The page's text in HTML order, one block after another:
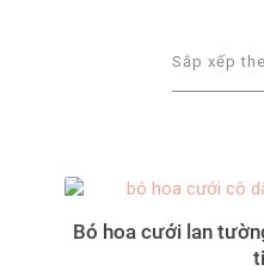
Bó hoa cưới lan